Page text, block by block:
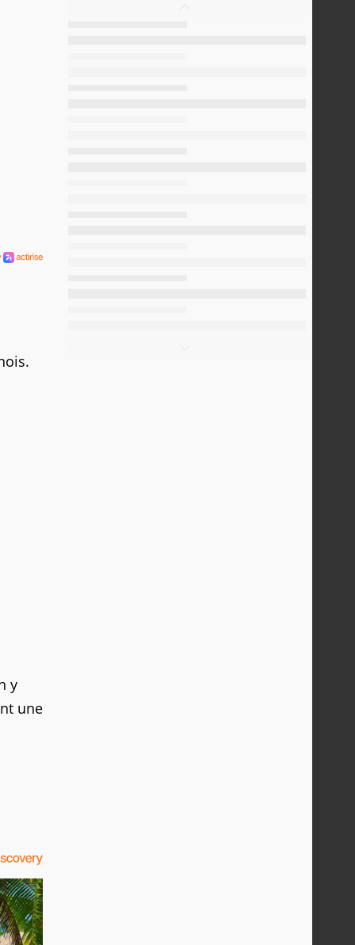
y
une